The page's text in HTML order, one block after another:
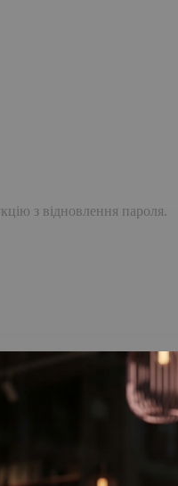
з відновлення пароля.
доставка